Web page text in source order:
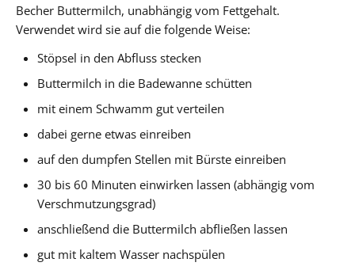
Becher Buttermilch, unabhängig vom Fettgehalt.
Verwendet wird sie auf die folgende Weise:
Stöpsel in den Abfluss stecken
Buttermilch in die Badewanne schütten
mit einem Schwamm gut verteilen
dabei gerne etwas einreiben
auf den dumpfen Stellen mit Bürste einreiben
30 bis 60 Minuten einwirken lassen (abhängig vom
Verschmutzungsgrad)
anschließend die Buttermilch abfließen lassen
gut mit kaltem Wasser nachspülen